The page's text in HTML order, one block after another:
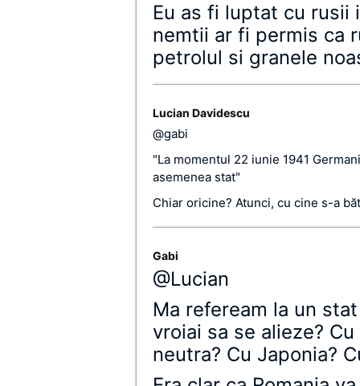
Eu as fi luptat cu rusii
nemtii ar fi permis ca
petrolul si granele
Lucian Davidescu
@gabi
"La momentul 22 iunie 1941
asemenea stat"
Chiar oricine? Atunci, cu cine s-a
Gabi
@Lucian
Ma refeream la un
vroiai sa se alieze?
neutra? Cu Japonia?